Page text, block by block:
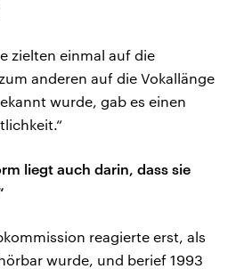
zielten einmal auf die
anderen auf die Vokallänge
wurde, gab es einen
liegt auch darin, dass sie
reagierte erst, als
wurde, und berief 1993